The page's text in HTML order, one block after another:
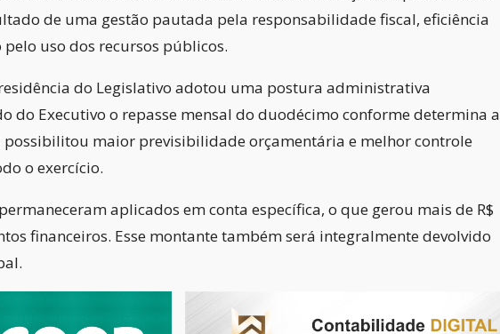
de uma gestão pautada pela responsabilidade fiscal, eficiência
uso dos recursos públicos.
do Legislativo adotou uma postura administrativa
do Executivo o repasse mensal do duodécimo conforme determina a
possibilitou maior previsibilidade orçamentária e melhor controle
o exercício.
aplicados em conta específica, o que gerou mais de R$
financeiros. Esse montante também será integralmente devolvido